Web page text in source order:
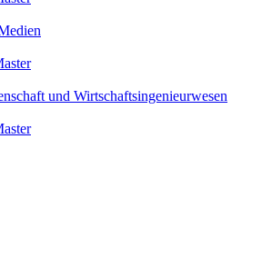
und Wirtschaftsingenieurwesen